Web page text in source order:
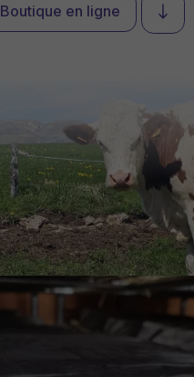
Boutique en ligne